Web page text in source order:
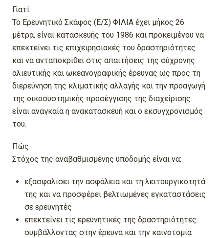
Γιατί
Το Ερευνητικό Σκάφος (Ε/Σ) ΦΙΛΙΑ έχει μήκος 26
μέτρα, είναι κατασκευής του 1986 και προκειμένου να
επεκτείνει τις επιχειρησιακές του δραστηριότητες
και να ανταποκριθεί στις απαιτήσεις της σύχρονης
αλιευτικής και ωκεανογραφικής έρευνας ως προς τη
διερεύνηση της κλιματικής αλλαγής και την προαγωγή
της οικοσυστημικής προσέγγισης της διαχείρισης
είναι αναγκαία η ανακατασκευή και ο εκσυγχρονισμός
του.
Πώς
Στόχος της αναβαθμισμένης υποδομής είναι να:
εξασφαλίσει την ασφάλεια και τη λειτουργικότητά
της και να προσφέρει βελτιωμένες εγκαταστάσεις
σε ερευνητές
επεκτείνει τις ερευνητικές της δραστηριότητες
συμβάλλοντας στην έρευνα και την καινοτομία